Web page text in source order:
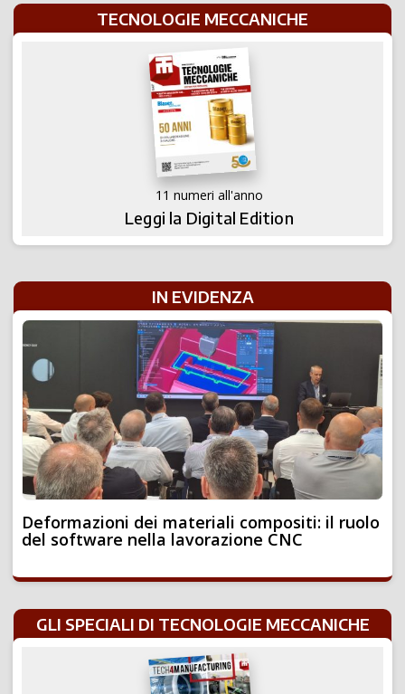
TECNOLOGIE MECCANICHE
11 numeri all'anno
Leggi la Digital Edition
IN EVIDENZA
Deformazioni dei materiali compositi: il ruolo
del software nella lavorazione CNC
GLI SPECIALI DI TECNOLOGIE MECCANICHE